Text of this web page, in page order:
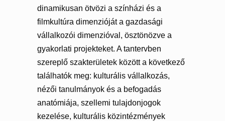
dinamikusan ötvözi a színházi és a
filmkultúra dimenzióját a gazdasági
vállalkozói dimenzióval, ösztönözve a
gyakorlati projekteket. A tantervben
szereplő szakterületek között a következő
találhatók meg: kulturális vállalkozás,
nézői tanulmányok és a befogadás
anatómiája, szellemi tulajdonjogok
kezelése, kulturális közintézmények